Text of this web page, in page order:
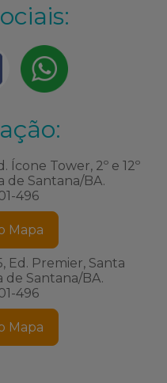
Ícone Tower, 2º e 12º
de Santana/BA.
496
Mapa
Ed. Premier, Santa
de Santana/BA.
496
Mapa